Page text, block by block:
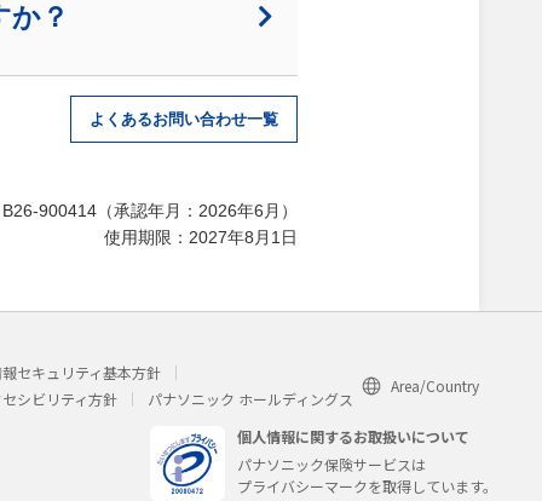
？
よくあるお問い合わせ一覧
900414（承認年月：2026年6月）
使用期限：2027年8月1日
セキュリティ基本方針
シビリティ方針
パナソニック ホールディングス
Area/Country
個人情報に関するお取扱いについて
パナソニック保険サービスは
プライバシーマークを取得しています。